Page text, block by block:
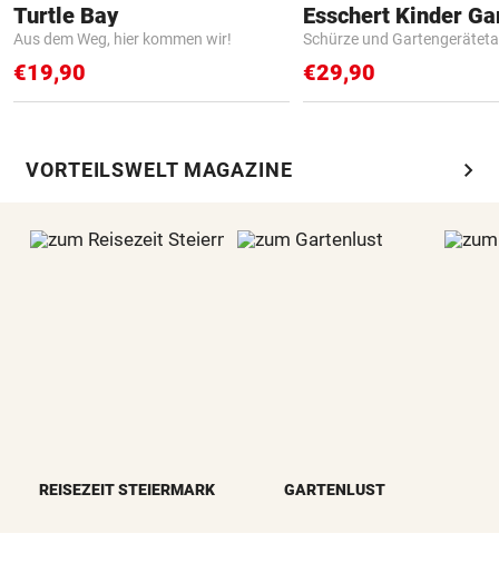
Turtle Bay
Aus dem Weg, hier kommen wir!
€19,90
Schürze und
€29,90
VORTEILSWELT MAGAZINE chevron_right
REISEZEIT STEIERMARK GARTENLUST